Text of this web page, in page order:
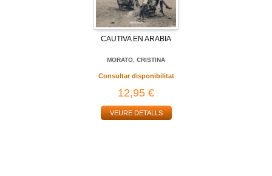
CAUTIVA EN ARABIA
MORATO, CRISTINA
Consultar disponibilitat
12,95 €
VEURE DETALLS